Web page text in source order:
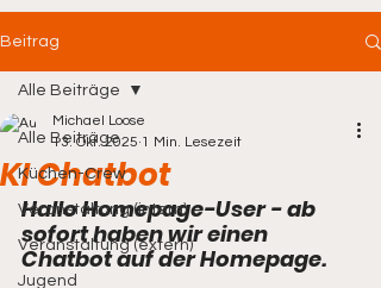
Beitrag
Alle Beiträge
Küchen-Crew
Veranstaltung (intern)
Veranstaltung (extern)
Jugend
Alle Beiträge
KI Chatbot
Michael Loose
13. Okt. 2025 1 Min. Lesezeit
Hallo Homepage-User - ab
sofort haben wir einen
Chatbot auf der Homepage.